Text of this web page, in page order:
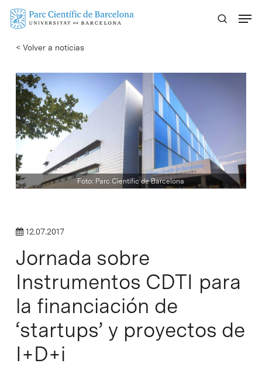
Skip
content
< Volver a noticias
Foto: Parc Científic de Barcelona
12.07.2017
Jornada sobre
Instrumentos CDTI para
la financiación de
‘startups’ y proyectos de
I+D+i